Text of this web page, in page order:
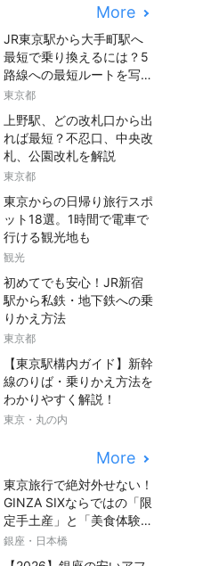
More
JR東京駅から大手町駅へ
最短で乗り換えるには？5
路線への最短ルートを写真
つきでご紹介
東京都
上野駅、どの改札口から出
れば最短？不忍口、中央改
札、公園改札を解説
東京都
東京からの日帰り旅行スポ
ット18選。1時間で電車で
行ける観光地も
観光
初めてでも安心！JR新宿
駅から私鉄・地下鉄への乗
りかえ方法
東京都
【東京駅構内ガイド】新幹
線のりば・乗りかえ方法を
わかりやすく解説！
東京・丸の内
More
東京旅行で絶対外せない！
GINZA SIXならではの「限
定手土産」と「美食体験」
完全ガイド
銀座・日本橋